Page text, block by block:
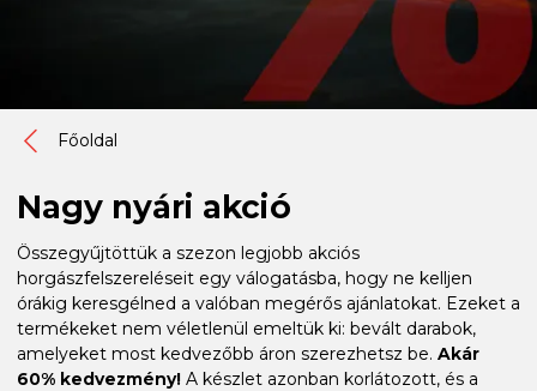
Főoldal
Nagy nyári akció
Összegyűjtöttük a szezon legjobb akciós
horgászfelszereléseit egy válogatásba, hogy ne kelljen
órákig keresgélned a valóban megérős ajánlatokat. Ezeket a
termékeket nem véletlenül emeltük ki: bevált darabok,
amelyeket most kedvezőbb áron szerezhetsz be. Akár
60% kedvezmény! A készlet azonban korlátozott, és a